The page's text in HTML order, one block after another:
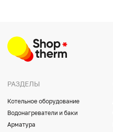
РАЗДЕЛЫ
Котельное оборудование
Водонагреватели и баки
Арматура